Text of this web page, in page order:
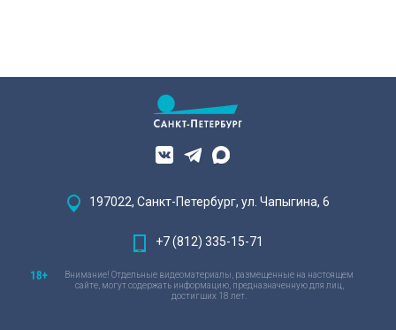
197022, Санкт-Петербург, ул. Чапыгина, 6
+7 (812) 335-15-71
Внимание! Отдельные видеоматериалы, размещенные на настоящем
сайте, могут содержать информацию, предназначенную для лиц,
достигших 18 лет.